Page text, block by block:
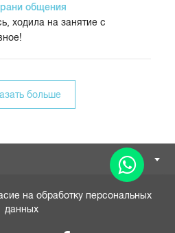
общения
ходила на занятие с
больше
на обработку персональных
данных